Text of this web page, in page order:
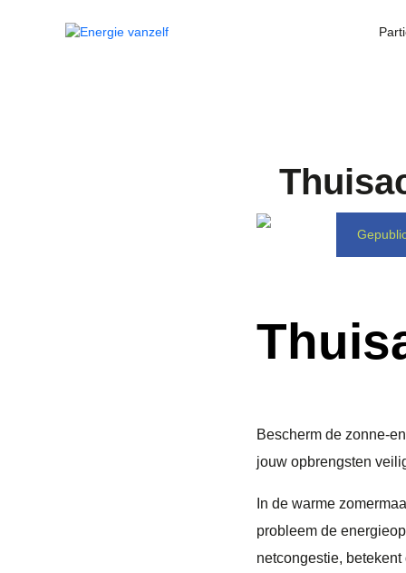
Bescherm de zonne-
jouw opbrengsten
In de warme
probleem de
netcongestie,